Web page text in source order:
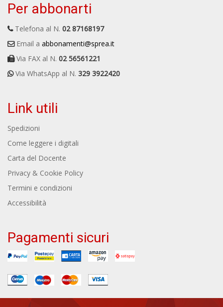
Per abbonarti
Telefona al N. 02 87168197
Email a abbonamenti@sprea.it
Via FAX al N. 02 56561221
Via WhatsApp al N. 329 3922420
Link utili
Spedizioni
Come leggere i digitali
Carta del Docente
Privacy & Cookie Policy
Termini e condizioni
Accessibilità
Pagamenti sicuri